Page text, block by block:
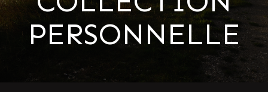
PERSONNELLE